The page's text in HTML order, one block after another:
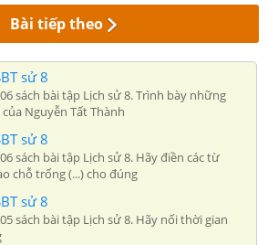
Bài tiếp theo
sử 8
sách bài tập Lịch sử 8. Trình bày những
Nguyễn Tất Thành
sử 8
sách bài tập Lịch sử 8. Hãy điền các từ
chỗ trống (...) cho đúng
sử 8
sách bài tập Lịch sử 8. Hãy nối thời gian